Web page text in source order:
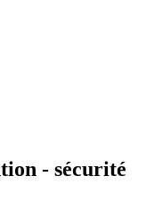
- sécurité